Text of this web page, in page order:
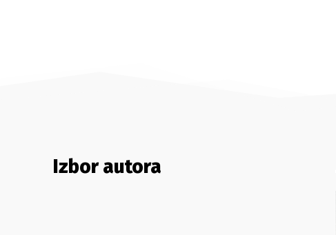
Izbor autora